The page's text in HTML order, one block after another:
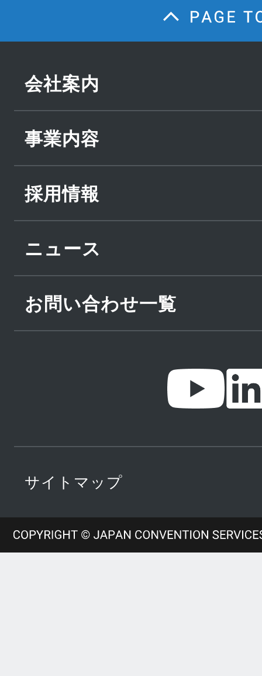
会社案内
事業内容
採用情報
ニュース
お問い合わせ一覧
サイトマップ